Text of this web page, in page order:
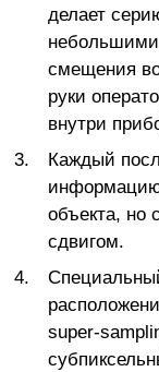
делает
смещения
руки
внутри
Каждый
информацию
объекта, но
сдвигом.
super-